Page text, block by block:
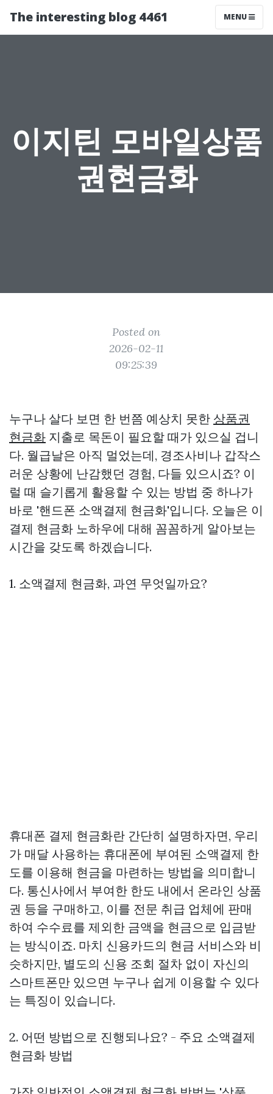
The interesting blog 4461 MENU
이지틴 모바일상품
권현금화
Posted on
2026-02-11
09:25:39
누구나 살다 보면 한 번쯤 예상치 못한 상품권
현금화 지출로 목돈이 필요할 때가 있으실 겁니
다. 월급날은 아직 멀었는데, 경조사비나 갑작스
러운 상황에 난감했던 경험, 다들 있으시죠? 이
럴 때 슬기롭게 활용할 수 있는 방법 중 하나가
바로 '핸드폰 소액결제 현금화'입니다. 오늘은 이
결제 현금화 노하우에 대해 꼼꼼하게 알아보는
시간을 갖도록 하겠습니다.
1. 소액결제 현금화, 과연 무엇일까요?
휴대폰 결제 현금화란 간단히 설명하자면, 우리
가 매달 사용하는 휴대폰에 부여된 소액결제 한
도를 이용해 현금을 마련하는 방법을 의미합니
다. 통신사에서 부여한 한도 내에서 온라인 상품
권 등을 구매하고, 이를 전문 취급 업체에 판매
하여 수수료를 제외한 금액을 현금으로 입금받
는 방식이죠. 마치 신용카드의 현금 서비스와 비
슷하지만, 별도의 신용 조회 절차 없이 자신의
스마트폰만 있으면 누구나 쉽게 이용할 수 있다
는 특징이 있습니다.
2. 어떤 방법으로 진행되나요? - 주요 소액결제
현금화 방법